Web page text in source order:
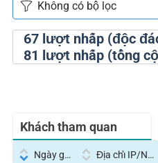
67lượt nhấp (độc
81 lượt nhấp (tổng
Khách tham quan
Ngày giờ Địa chỉ IP/Nhà cung cấp dịch vụ